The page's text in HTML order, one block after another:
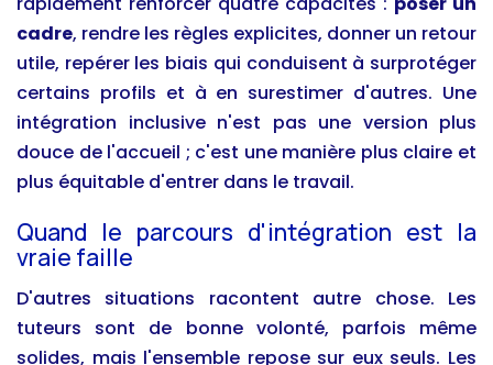
cadre, rendre les règles explicites, donner un retour
utile, repérer les biais qui conduisent à surprotéger
certains profils et à en surestimer d'autres. Une
intégration inclusive n'est pas une version plus
douce de l'accueil ; c'est une manière plus claire et
plus équitable d'entrer dans le travail.
Quand le parcours d'intégration est la
vraie faille
D'autres situations racontent autre chose. Les
tuteurs sont de bonne volonté, parfois même
solides, mais l'ensemble repose sur eux seuls. Les